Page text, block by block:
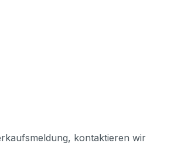
kontaktieren wir